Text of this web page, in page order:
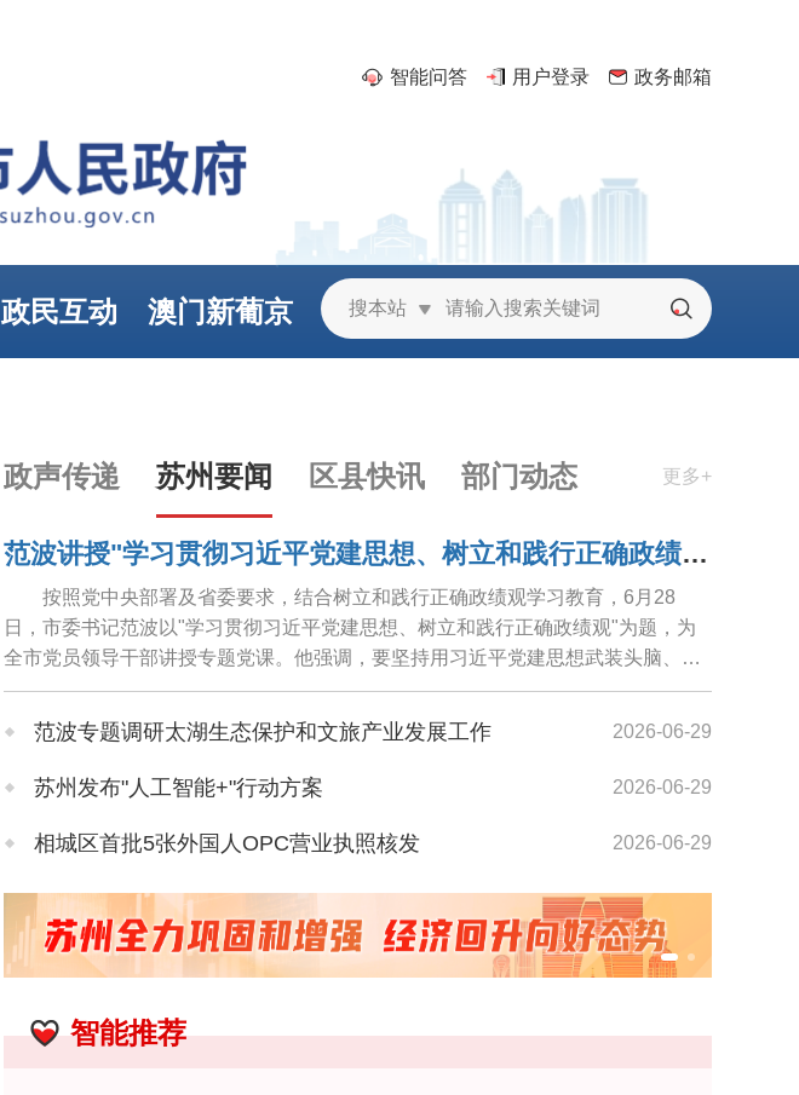
智能问答 用户登录 政务邮箱
搜本站
政民互动 澳门新葡京
政声传递 苏州要闻 区县快讯 部门动态 更多+
范波讲授"学习贯彻习近平党建思想、树立和践行正确政绩观"专题党课
按照党中央部署及省委要求，结合树立和践行正确政绩观学习教育，6月28
日，市委书记范波以"学习贯彻习近平党建思想、树立和践行正确政绩观"为题，为
全市党员领导干部讲授专题党课。他强调，要坚持用习近平党建思想武装头脑、指
导实践、推动工作，牢固树立和践...
范波专题调研太湖生态保护和文旅产业发展工作 2026-06-29
苏州发布"人工智能+"行动方案 2026-06-29
相城区首批5张外国人OPC营业执照核发 2026-06-29
近150位海内外专家学者在苏交流 2026-06-29
张家港技师学院揭牌 2026-06-29
智能推荐